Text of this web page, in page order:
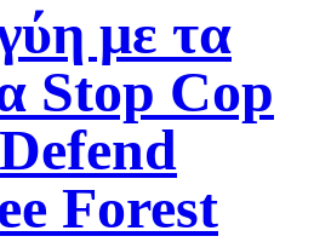
με τα
Stop Cop
Forest